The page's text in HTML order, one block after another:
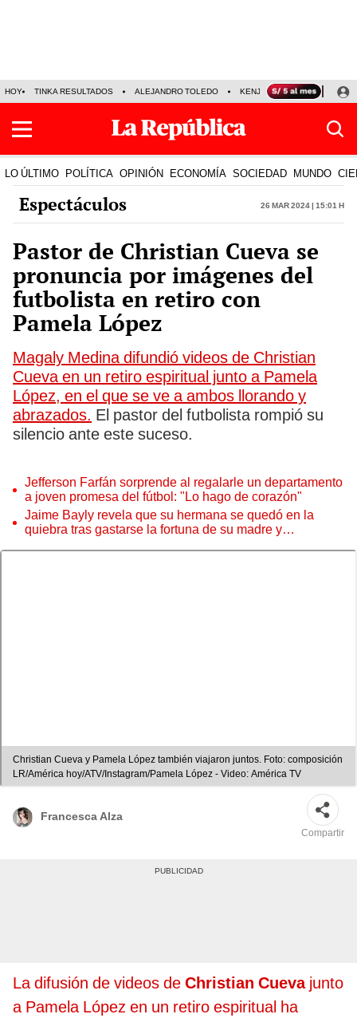
HOY TINKA RESULTADOS ALEJANDRO TOLEDO KENJI FUJIMORI
LO ÚLTIMO POLÍTICA OPINIÓN ECONOMÍA SOCIEDAD MUNDO
Espectáculos 26 Mar 2024 | 15:01 h
Pastor de Christian Cueva se
pronuncia por imágenes del
futbolista en retiro con
Pamela López
Magaly Medina difundió videos de Christian
Cueva en un retiro espiritual junto a Pamela
López, en el que se ve a ambos llorando y
abrazados. El pastor del futbolista rompió su
silencio ante este suceso.
Jefferson Farfán sorprende al regalarle un departamento
a joven promesa del fútbol: "Lo hago de corazón"
Jaime Bayly revela que su hermana se quedó en la
quiebra tras gastarse la fortuna de su madre y
Christian Cueva y Pamela López también viajaron juntos. Foto: composición
LR/América hoy/ATV/Instagram/Pamela López - Video: América TV
Francesca Alza
Compartir
La difusión de videos de Christian Cuevajunto
a Pamela López en un retiro espiritual ha